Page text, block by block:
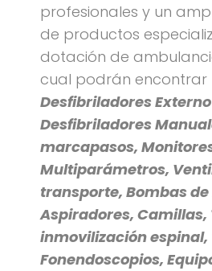
profesionales y un
de productos
dotación de
cual podrán encontrar
Desfibriladores
Desfibriladores
marcapasos,
Multiparámetros,
transporte, Bombas
Aspiradores, Camillas,
inmovilización espinal,
Fonendoscopios,